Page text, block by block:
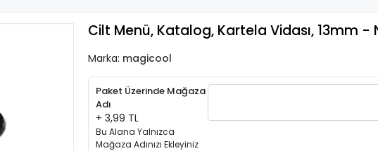
Cilt Menü, Katalog, Kartela Vidası, 13mm -
Marka: magicool
Paket Üzerinde Mağaza
Adı
+ 3,99 TL
Bu Alana Yalnızca
Mağaza Adınızı Ekleyiniz